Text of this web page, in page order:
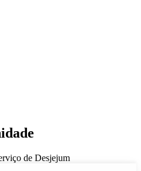
de Desjejum